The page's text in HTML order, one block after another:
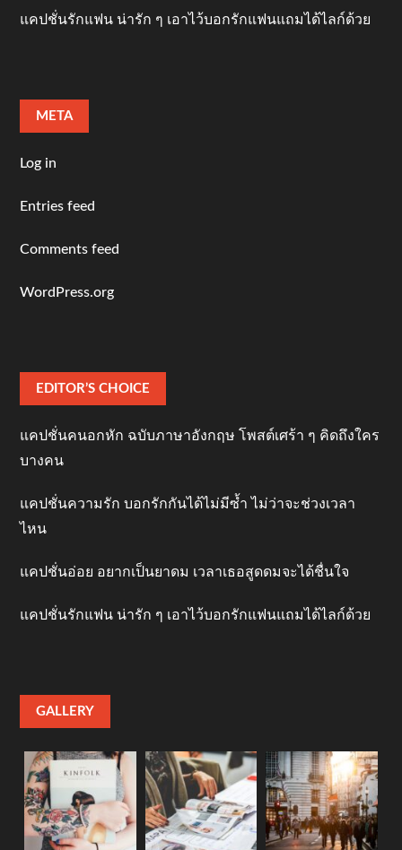
แคปชั่นรักแฟน น่ารัก ๆ เอาไว้บอกรักแฟนแถมได้ไลก์ด้วย
META
Log in
Entries feed
Comments feed
WordPress.org
EDITOR’S CHOICE
แคปชั่นคนอกหัก ฉบับภาษาอังกฤษ โพสต์เศร้า ๆ คิดถึงใคร
บางคน
แคปชั่นความรัก บอกรักกันได้ไม่มีซ้ำ ไม่ว่าจะช่วงเวลา
ไหน
แคปชั่นอ่อย อยากเป็นยาดม เวลาเธอสูดดมจะได้ชื่นใจ
แคปชั่นรักแฟน น่ารัก ๆ เอาไว้บอกรักแฟนแถมได้ไลก์ด้วย
GALLERY